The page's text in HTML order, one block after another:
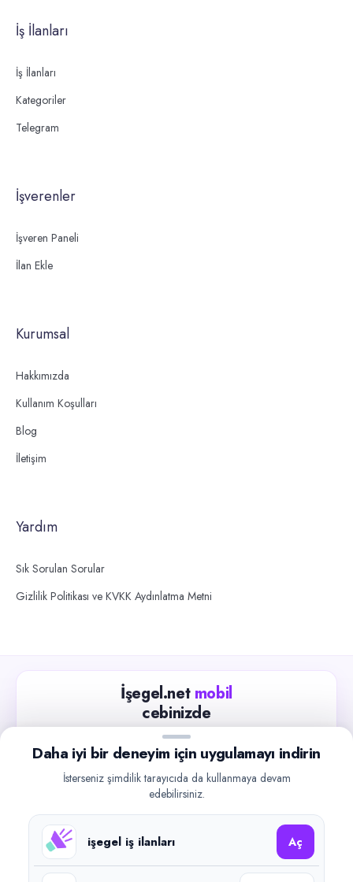
İş İlanları
İş İlanları
Kategoriler
Telegram
İşverenler
İşveren Paneli
İlan Ekle
Kurumsal
Hakkımızda
Kullanım Koşulları
Blog
İletişim
Yardım
Sık Sorulan Sorular
Gizlilik Politikası ve KVKK Aydınlatma Metni
İşegel.net mobil
cebinizde
Güncel iş ilanlarını takip edin, işverenlerle hızlıca
iletişime geçin.
Google Play
Daha iyi bir deneyim için uygulamayı indirin
İsterseniz şimdilik tarayıcıda da kullanmaya devam
edebilirsiniz.
işegel iş ilanları Aç